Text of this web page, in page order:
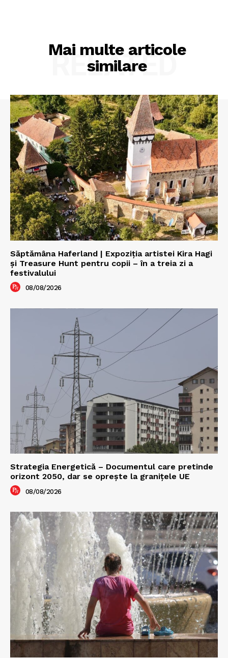
Mai multe articole
similare
RELATED
Săptămâna Haferland | Expoziţia artistei Kira Hagi
şi Treasure Hunt pentru copii – în a treia zi a
festivalului
08/08/2026
Strategia Energetică – Documentul care pretinde
orizont 2050, dar se oprește la granițele UE
08/08/2026